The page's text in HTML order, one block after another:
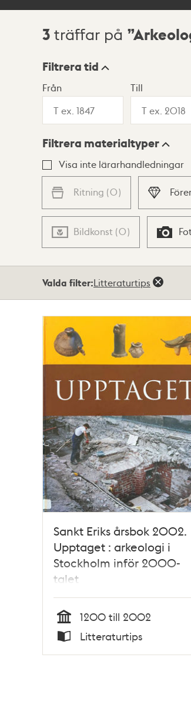
Sökresultat
3 träffar på
Visningsläge
Lista Karta
Filtrera tid
Från Till
Filtrera materialtyper
Visa inte lärarhandledningar
Ritning (0)
Bildkonst (0)
Valda filter:Litteraturtips
Sankt Eriks årsbok 2002.
Upptaget : arkeologi i
Stockholm inför 2000-
talet
Tid
1200 till 2002
Typ
Litteraturtips